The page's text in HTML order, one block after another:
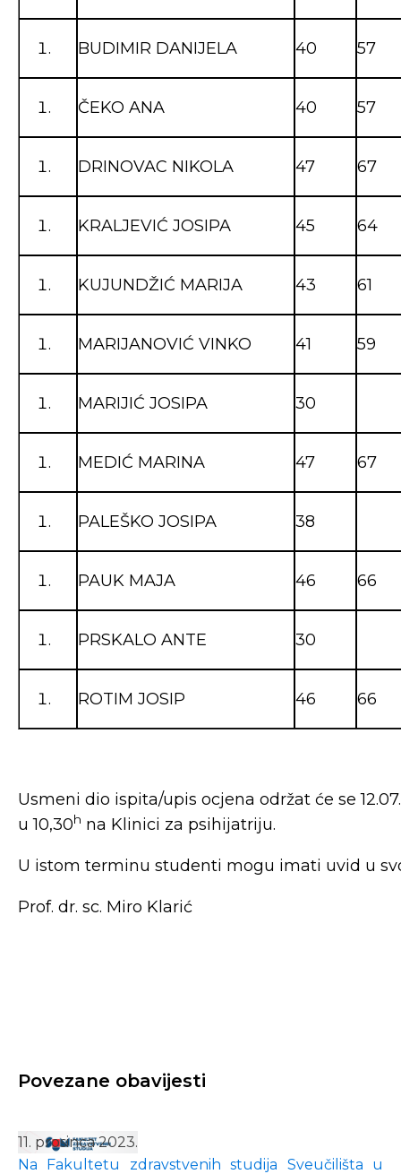
BUDIMIR DANIJELA 40 57
ČEKO ANA 40 57
DRINOVAC NIKOLA 47 67
KRALJEVIĆ JOSIPA 45 64
KUJUNDŽIĆ MARIJA 43 61
MARIJANOVIĆ VINKO 41 59
MARIJIĆ JOSIPA 30
MEDIĆ MARINA 47 67
PALEŠKO JOSIPA 38
PAUK MAJA 46 66
PRSKALO ANTE 30
ROTIM JOSIP 46 66
Usmeni dio ispita/upis ocjena održat će se
u 10,30h na Klinici za psihijatriju.
U istom terminu studenti mogu imati uvid u
Prof. dr. sc. Miro Klarić
Povezane obavijesti
11. prosinca 2023.
Na Fakultetu zdravstvenih studija Sveučilišta u